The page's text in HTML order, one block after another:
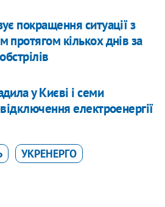
покращення ситуації з
протягом кількох днів за
у Києві і семи
електроенергії
УКРЕНЕРГО